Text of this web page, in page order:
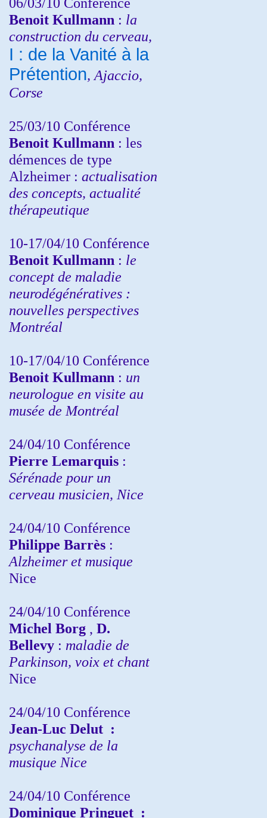
Benoit Kullmann : la
construction du cerveau,
I : de la Vanité à la
Prétention, Ajaccio,
Corse
25/03/10 Conférence
Benoit Kullmann : les
démences de type
Alzheimer : actualisation
des concepts, actualité
thérapeutique
10-17/04/10 Conférence
Benoit Kullmann : le
concept de maladie
neurodégénératives :
nouvelles perspectives
Montréal
10-17/04/10 Conférence
Benoit Kullmann : un
neurologue en visite au
musée de Montréal
24/04/10 Conférence
Pierre Lemarquis :
Sérénade pour un
cerveau musicien, Nice
24/04/10 Conférence
Philippe Barrès :
Alzheimer et musique
Nice
24/04/10 Conférence
Michel Borg , D.
Bellevy : maladie de
Parkinson, voix et chant
Nice
24/04/10 Conférence
Jean-Luc Delut :
psychanalyse de la
musique Nice
24/04/10 Conférence
Dominique Pringuet :